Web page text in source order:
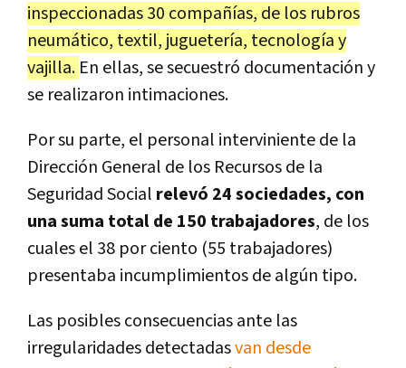
inspeccionadas 30 compañías, de los rubros
neumático, textil, juguetería, tecnología y
vajilla. En ellas, se secuestró documentación y
se realizaron intimaciones.
Por su parte, el personal interviniente de la
Dirección General de los Recursos de la
Seguridad Social relevó 24 sociedades, con
una suma total de 150 trabajadores, de los
cuales el 38 por ciento (55 trabajadores)
presentaba incumplimientos de algún tipo.
Las posibles consecuencias ante las
irregularidades detectadasvan desde